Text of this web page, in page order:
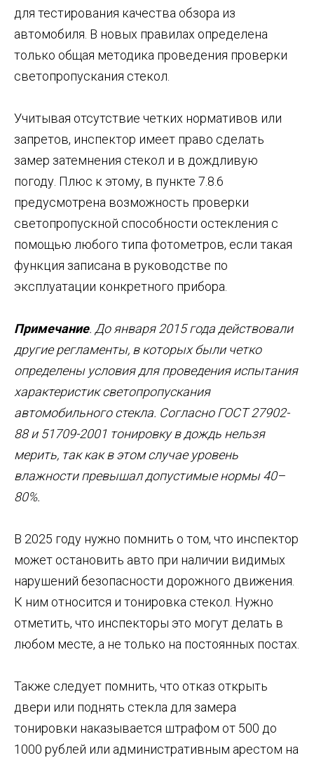
для тестирования качества обзора из
автомобиля. В новых правилах определена
только общая методика проведения проверки
светопропускания стекол.
Учитывая отсутствие четких нормативов или
запретов, инспектор имеет право сделать
замер затемнения стекол и в дождливую
погоду. Плюс к этому, в пункте 7.8.6
предусмотрена возможность проверки
светопропускной способности остекления с
помощью любого типа фотометров, если такая
функция записана в руководстве по
эксплуатации конкретного прибора.
Примечание. До января 2015 года действовали
другие регламенты, в которых были четко
определены условия для проведения испытания
характеристик светопропускания
автомобильного стекла. Согласно ГОСТ 27902-
88 и 51709-2001 тонировку в дождь нельзя
мерить, так как в этом случае уровень
влажности превышал допустимые нормы 40–
80%.
В 2025 году нужно помнить о том, что инспектор
может остановить авто при наличии видимых
нарушений безопасности дорожного движения.
К ним относится и тонировка стекол. Нужно
отметить, что инспекторы это могут делать в
любом месте, а не только на постоянных постах.
Также следует помнить, что отказ открыть
двери или поднять стекла для замера
тонировки наказывается штрафом от 500 до
1000 рублей или административным арестом на